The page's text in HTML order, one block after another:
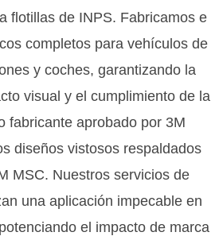
flotillas de INPS. Fabricamos e
completos para vehículos de
y coches, garantizando la
visual y el cumplimiento de la
fabricante aprobado por 3M
diseños vistosos respaldados
MSC. Nuestros servicios de
una aplicación impecable en
el impacto de marca